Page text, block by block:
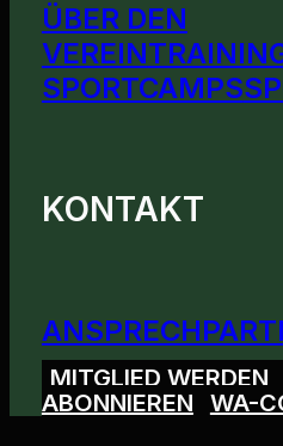
ÜBER DEN
VEREIN
SPORTCAMPS
KONTAKT
MITGLIED WERDEN
ABONNIEREN
WA-